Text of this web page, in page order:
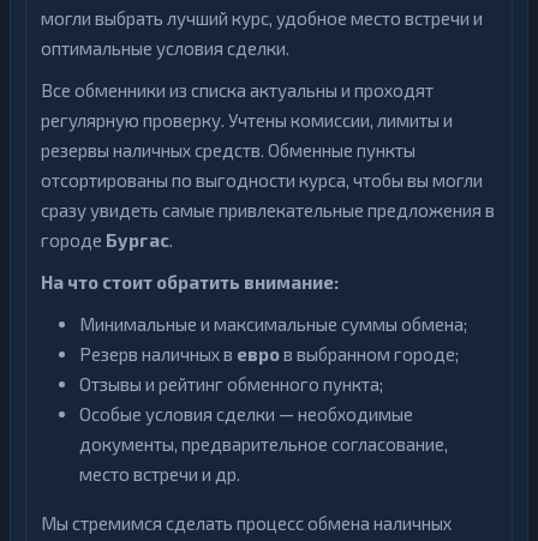
могли выбрать лучший курс, удобное место встречи и
оптимальные условия сделки.
Все обменники из списка актуальны и проходят
регулярную проверку. Учтены комиссии, лимиты и
резервы наличных средств. Обменные пункты
отсортированы по выгодности курса, чтобы вы могли
сразу увидеть самые привлекательные предложения в
городе Бургас.
На что стоит обратить внимание:
Минимальные и максимальные суммы обмена;
Резерв наличных в евров выбранном городе;
Отзывы и рейтинг обменного пункта;
Особые условия сделки — необходимые
документы, предварительное согласование,
место встречи и др.
Мы стремимся сделать процесс обмена наличных